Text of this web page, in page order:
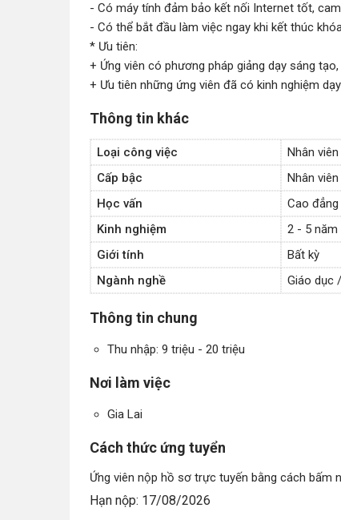
- Có máy tính đảm bảo kết nối Internet tốt,
- Có thể bắt đầu làm việc ngay khi kết thúc
* Ưu tiên:
+ Ứng viên có phương pháp giảng dạy sáng
+ Ưu tiên những ứng viên đã có kinh nghiệm
Thông tin khác
Loại công việc
Nhân
Cấp bậc
Nhân viên
Học vấn
Cao đẳng
Kinh nghiệm
2 - 5 năm
Giới tính
Bất kỳ
Ngành nghề
Giáo dục
Thông tin chung
Thu nhập: 9 triệu - 20 triệu
Nơi làm việc
Gia Lai
Cách thức ứng tuyển
Ứng viên nộp hồ sơ trực tuyến bằng cách bấm
Hạn nộp: 17/08/2026